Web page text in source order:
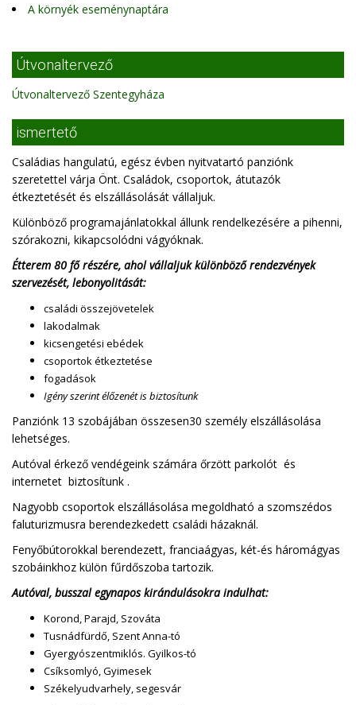
A környék eseménynaptára
Útvonaltervező
Útvonaltervező Szentegyháza
ismertető
Családias hangulatú, egész évben nyitvatartó panziónk
szeretettel várja Önt. Családok, csoportok, átutazók
étkeztetését és elszállásolását vállaljuk.
Különböző programajánlatokkal állunk rendelkezésére a pihenni,
szórakozni, kikapcsolódni vágyóknak.
Étterem 80 fő részére, ahol vállaljuk különböző rendezvények
szervezését, lebonyolitását:
családi összejövetelek
lakodalmak
kicsengetési ebédek
csoportok étkeztetése
fogadások
Igény szerint élőzenét is biztosítunk
Panziónk 13 szobájában összesen30 személy elszállásolása
lehetséges.
Autóval érkező vendégeink számára őrzött parkolót és
internetet biztosítunk .
Nagyobb csoportok elszállásolása megoldható a szomszédos
faluturizmusra berendezkedett családi házaknál.
Fenyőbútorokkal berendezett, franciaágyas, két-és háromágyas
szobáinkhoz külön fűrdőszoba tartozik.
Autóval, busszal egynapos kirándulásokra indulhat:
Korond, Parajd, Szováta
Tusnádfürdő, Szent Anna-tó
Gyergyószentmiklós. Gyilkos-tó
Csíksomlyó, Gyimesek
Székelyudvarhely, segesvár